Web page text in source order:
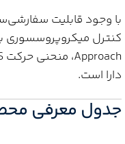
با وجود قابلیت
دارا است.
جدول معرفی